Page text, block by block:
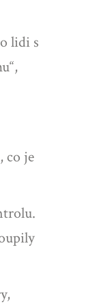
lidi s
co je